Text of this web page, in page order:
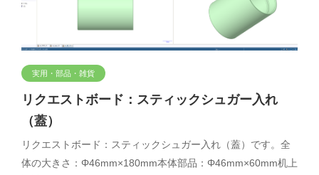
実用・部品・雑貨
リクエストボード：スティックシュガー入れ
（蓋）
リクエストボード：スティックシュガー入れ（蓋）です。全
体の大きさ：Φ46mm×180mm本体部品：Φ46mm×60mm机上